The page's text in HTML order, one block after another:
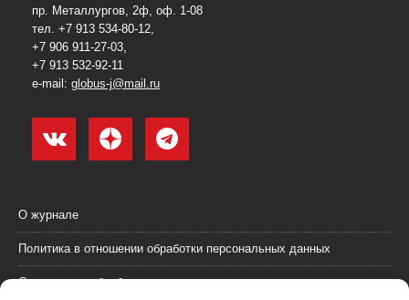
пр. Металлургов, 2ф, оф. 1-08
тел. +7 913 534-80-12,
+7 906 911-27-03,
+7 913 532-92-11
e-mail: globus-j@mail.ru
О журнале
Политика в отношении обработки персональных данных
Согласие на обработку персональных данных